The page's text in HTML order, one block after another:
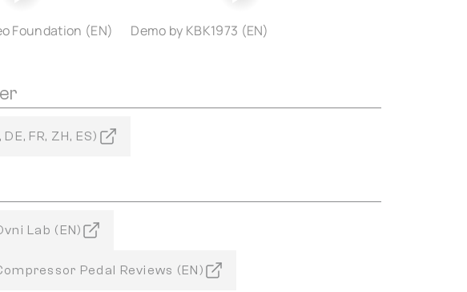
Foundation (EN) Demo by KBK1973 (EN)
FR, ZH, ES)
Lab (EN)
Pedal Reviews (EN)